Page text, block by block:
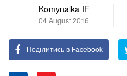
Komynalka IF
04 August 2016
Поділитись в Facebook